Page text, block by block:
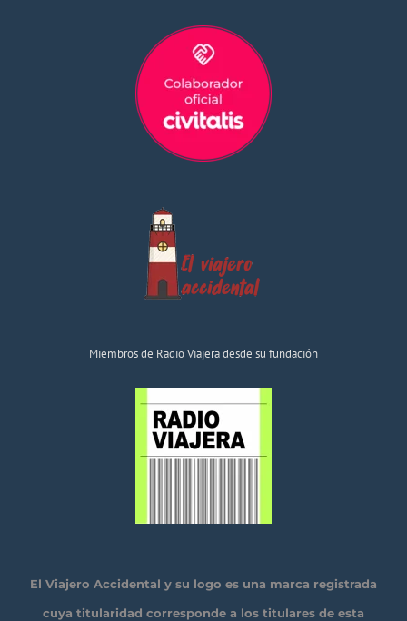
Miembros de Radio Viajera desde su fundación
El Viajero Accidental y su logo es una marca registrada
cuya titularidad corresponde a los titulares de esta